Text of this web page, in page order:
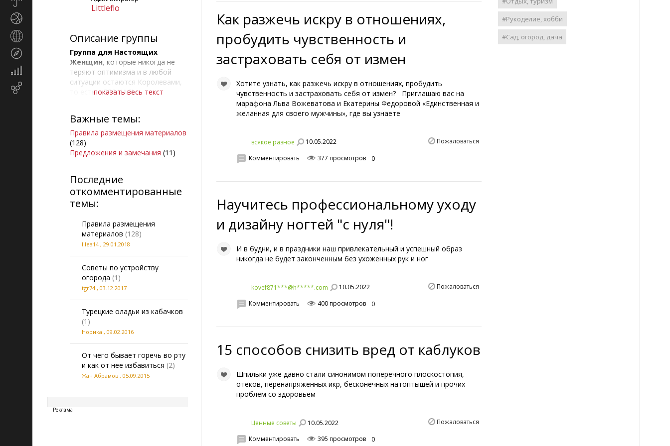
Экономика
Littleflo
Описание группы
Группа для Настоящих
Женщин, которые никогда не
теряют оптимизма и в любой
ситуации остаются Королевами,
то есть - ДЛЯ НАС!
- поделиться своими секретами
красоты;
- дать дельный совет о том, "как
вырастить настоящего гения или
принцессу;
- посетовать на свою судьбу или
временные трудности;
- узнать о прочих женских
хитростях.
быть может, вам нужен дельный
совет подруг? Вы готовы влиться
в дружную компанию?
Присоединяйтесь к нам -мы
примем вас с рапростертыми
объятиями!
Интересные сайты:
Женщина-Кошка
показать весь текст
Важные темы:
Правила размещения материалов
(128)
Предложения и замечания (11)
Последние
откомментированные
темы:
Правила размещения
материалов (128)
lilea14, 29.01.2018
Советы по устройству
огорода (1)
tgr74, 03.12.2017
Турецкие оладьи из кабачков
(1)
Норика , 09.02.2016
От чего бывает горечь во рту
и как от нее избавиться (2)
Жан Абрамов , 05.09.2015
Реклама
Как разжечь искру в отношениях,
пробудить чувственность и
застраховать себя от измен
Хотите узнать, как разжечь искру в отношениях, пробудить
чувственность и застраховать себя от измен? Приглашаю вас на
марафона Льва Вожеватова и Екатерины Федоровой «Единственная и
желанная для своего мужчины», где вы узнаете
всякое разное 10.05.2022 Пожаловаться
Комментировать 377 просмотров 0
Научитесь профессиональному уходу
и дизайну ногтей "с нуля"!
И в будни, и в праздники наш привлекательный и успешный образ
никогда не будет законченным без ухоженных рук и ног
kovef871***@h*****.com 10.05.2022 Пожаловаться
Комментировать 400 просмотров 0
15 способов снизить вред от каблуков
Шпильки уже давно стали синонимом поперечного плоскостопия,
отеков, перенапряженных икр, бесконечных натоптышей и прочих
проблем со здоровьем
Ценные советы 10.05.2022 Пожаловаться
Комментировать 395 просмотров 0
#Рукоделие, хобби
#Сад, огород, дача